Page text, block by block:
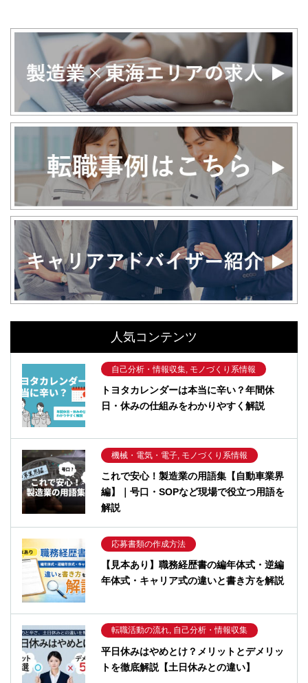
人気コンテンツ
自己分析・情報収集, モノづくり系情報
トヨタカレンダーは本当に辛い？年間休
日・休みの仕組みをわかりやすく解説
機械・電気・電子, モノづくり系情報
これで安心！製造業の用語集【自動車業界
編】｜号口・SOPなど現場で役立つ用語を
解説
応募書類の作成方法
【見本あり】職務経歴書の編年体式・逆編
年体式・キャリア式の違いと書き方を解説
転職活動の流れ, 自己分析・情報収集
平日休みはやめとけ？メリットとデメリッ
トを徹底解説【土日休みとの違い】